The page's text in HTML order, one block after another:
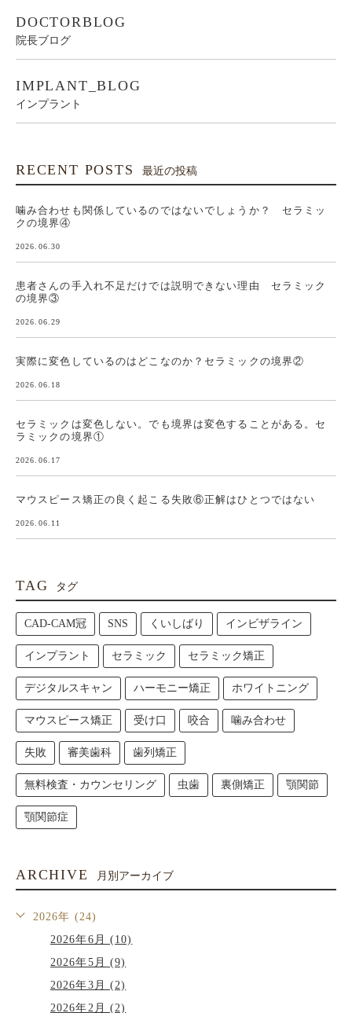
DOCTORBLOG
院長ブログ
IMPLANT_BLOG
インプラント
RECENT POSTS 最近の投稿
噛み合わせも関係しているのではないでしょうか？ セラミッ
クの境界④
2026.06.30
患者さんの手入れ不足だけでは説明できない理由 セラミック
の境界③
2026.06.29
実際に変色しているのはどこなのか？セラミックの境界②
2026.06.18
セラミックは変色しない。でも境界は変色することがある。セ
ラミックの境界①
2026.06.17
マウスピース矯正の良く起こる失敗⑥正解はひとつではない
2026.06.11
TAG タグ
CAD-CAM冠 SNS くいしばり インビザライン
インプラント セラミック セラミック矯正
デジタルスキャン ハーモニー矯正 ホワイトニング
マウスピース矯正 受け口 咬合 噛み合わせ
失敗 審美歯科 歯列矯正
無料検査・カウンセリング 虫歯 裏側矯正 顎関節
顎関節症
ARCHIVE 月別アーカイブ
2026年 (24)
2026年6月 (10)
2026年5月 (9)
2026年3月 (2)
2026年2月 (2)